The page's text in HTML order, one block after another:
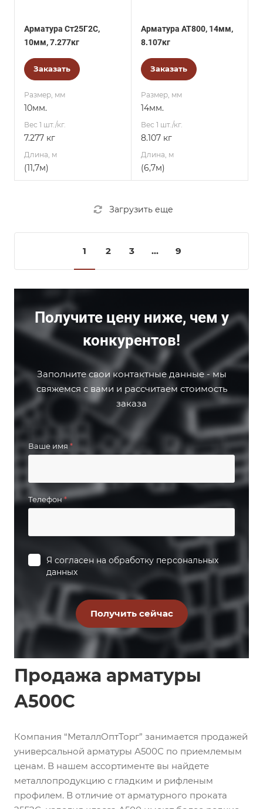
Арматура Ст25Г2С,
10мм, 7.277кг
Заказать
Размер, мм
10мм.
Вес 1 шт./кг.
7.277 кг
Длина, м
(11,7м)
Арматура АТ800, 14мм,
8.107кг
Заказать
Размер, мм
14мм.
Вес 1 шт./кг.
8.107 кг
Длина, м
(6,7м)
Загрузить еще
1 2 3 ... 9
Получите цену ниже, чем у
конкурентов!
Заполните свои контактные данные - мы
свяжемся с вами и рассчитаем стоимость
заказа
Ваше имя *
Телефон*
Я согласен на обработку персональных
данных
Продажа арматуры
А500С
Компания “МеталлОптТорг” занимается продажей
универсальной арматуры А500С по приемлемым
ценам. В нашем ассортименте вы найдете
металлопродукцию с гладким и рифленым
профилем. В отличие от арматурного проката